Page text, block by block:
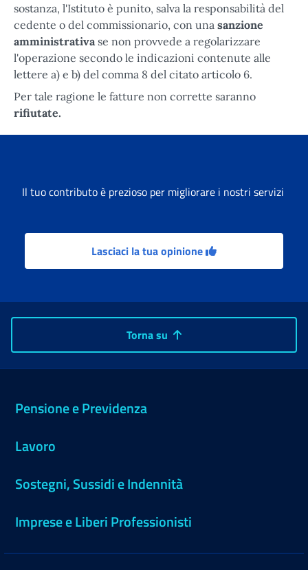
sostanza, l'Istituto è punito, salva la responsabilità del
cedente o del commissionario, con una sanzione
amministrativa se non provvede a regolarizzare
l'operazione secondo le indicazioni contenute alle
lettere a) e b) del comma 8 del citato articolo 6.
Per tale ragione le fatture non corrette saranno
rifiutate.
Il tuo contributo è prezioso per migliorare i nostri servizi
Lasciaci la tua opinione
Torna su
Pensione e Previdenza
Lavoro
Sostegni, Sussidi e Indennità
Imprese e Liberi Professionisti